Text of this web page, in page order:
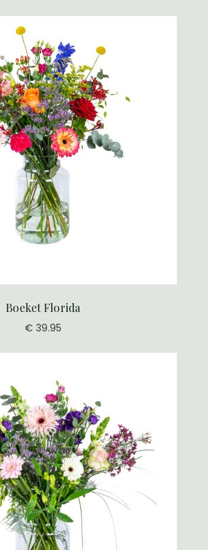
Boeket Florida
€ 39.95